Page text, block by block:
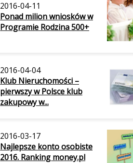
2016-04-11
Ponad milion wniosków w
Programie Rodzina 500+
2016-04-04
Klub Nieruchomości –
pierwszy w Polsce klub
zakupowy w...
2016-03-17
Najlepsze konto osobiste
2016. Ranking money.pl